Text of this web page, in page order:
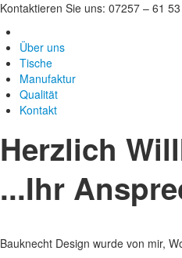
Kontaktieren Sie uns: 07257 – 61
Über uns
Tische
Manufaktur
Qualität
Kontakt
Herzlich
...Ihr
Bauknecht Design wurde von mir,